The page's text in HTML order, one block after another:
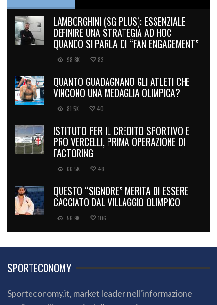
LAMBORGHINI (SG PLUS): ESSENZIALE
DEFINIRE UNA STRATEGIA AD HOC
QUANDO SI PARLA DI “FAN ENGAGEMENT”
98.8K 83
VINCONO UNA MEDAGLIA OLIMPICA?
81.5K 40
PRO VERCELLI, PRIMA OPERAZIONE DI
FACTORING
66.5K
CACCIATO DAL VILLAGGIO OLIMPICO
56.9K 106
applicata all'economia dello sport, è nata nel